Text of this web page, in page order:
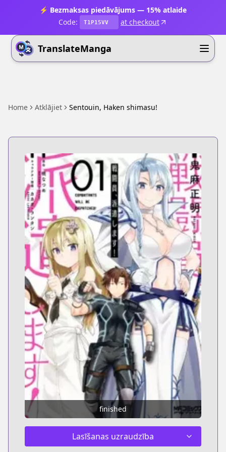
⚡ Bezmaksas piedāvājums — 15% atlaide
Code:
T1P15VV at checkout
TranslateManga
Home Atklājiet Sentouin, Haken shimasu!
finished
Lasīšanas uzraudzība